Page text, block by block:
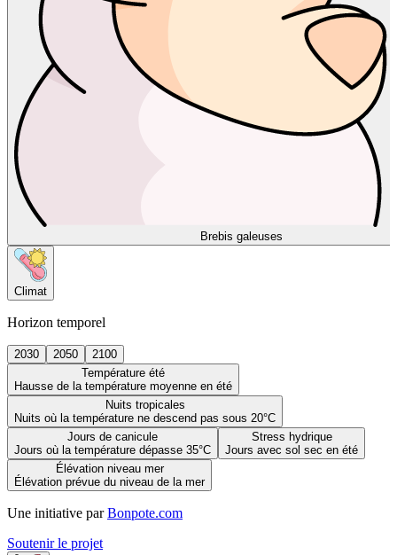
Brebis galeuses
Climat
Horizon temporel
2030 2050
2100
Température été
Hausse de la température moyenne en été
Nuits tropicales
Nuits où la température ne descend pas sous 20°C
Jours de canicule
Jours où la température dépasse 35°C
Stress hydrique
Jours avec sol sec en été
Élévation niveau mer
Élévation prévue du niveau de la mer
Une initiative par Bonpote.com
Soutenir le projet